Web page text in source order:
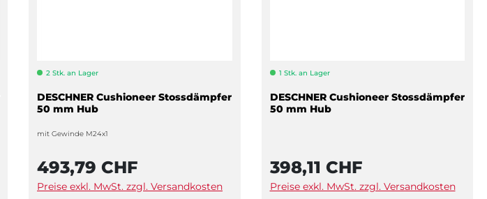
2 Stk. an Lager
DESCHNER Cushioneer Stossdämpfer
50 mm Hub
mit Gewinde M24x1
493,79 CHF
Preise exkl. MwSt. zzgl. Versandkosten
1 Stk. an Lager
DESCHNER Cushioneer Stossdämpfer
50 mm Hub
398,11 CHF
Preise exkl. MwSt. zzgl. Versandkosten